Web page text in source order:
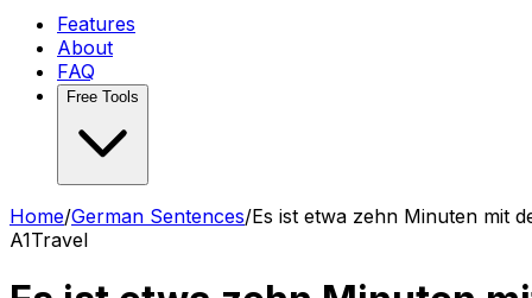
Features
About
FAQ
Free Tools
Home/German Sentences/Es ist etwa zehn Minuten mit
A1Travel